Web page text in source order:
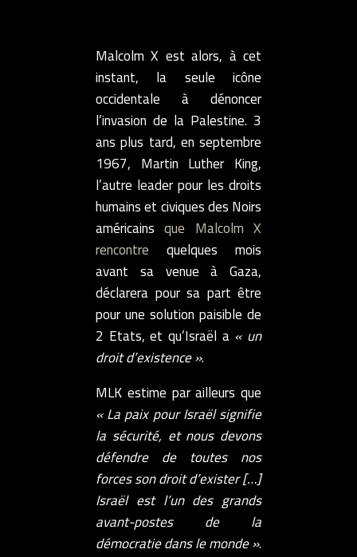
Malcolm X est alors, à cet
instant, la seule icône
occidentale à dénoncer
l’invasion de la Palestine. 3
ans plus tard, en septembre
1967, Martin Luther King,
l’autre leader pour les droits
humains et civiques des Noirs
américainsque Malcolm X
rencontre quelques mois
avant sa venue à Gaza,
déclarera pour sa part être
pour une solution paisible de
2 Etats, et qu’Israël a « un
droit d’existence ».
MLK estime par ailleurs que
« La paix pour Israël signifie
la sécurité, et nous devons
défendre de toutes nos
forces son droit d’exister […]
Israël est l’un des grands
avant-postes de la
démocratie dans le monde ».